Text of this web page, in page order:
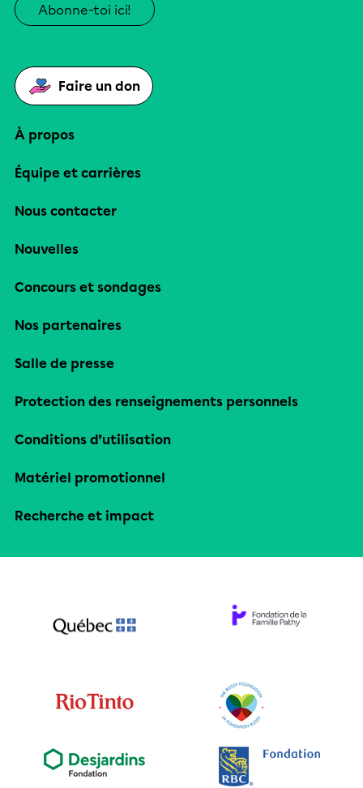
Abonne-toi ici!
Faire un don
À propos
Équipe et carrières
Nous contacter
Nouvelles
Concours et sondages
Nos partenaires
Salle de presse
Protection des renseignements personnels
Conditions d’utilisation
Matériel promotionnel
Recherche et impact